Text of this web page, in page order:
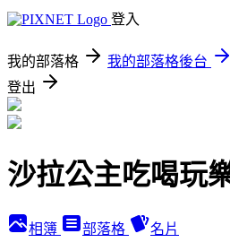
登入
我的部落格 我的部落格後台
登出
沙拉公主吃喝玩
相簿 部落格 名片